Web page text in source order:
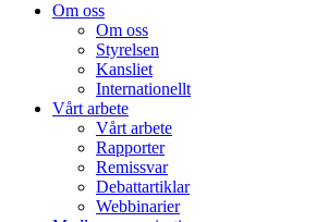
Om oss
Om oss
Styrelsen
Kansliet
Internationellt
Vårt arbete
Vårt arbete
Rapporter
Remissvar
Debattartiklar
Webbinarier